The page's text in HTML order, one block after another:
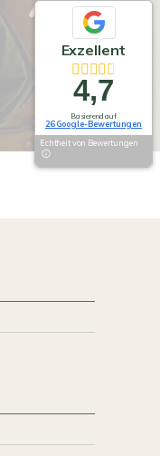
Exzellent
4,7
Basierend auf
26 Google-Bewertungen
Echtheit von Bewertungen